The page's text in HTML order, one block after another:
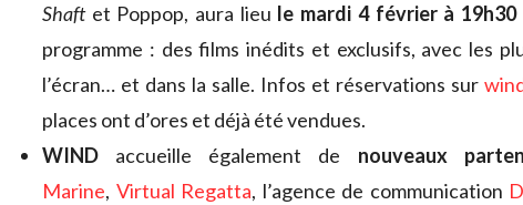
Shaftet Poppop, aura lieu le mardi 4 février à 19h30
programme : des films inédits et exclusifs, avec les
l’écran… et dans la salle. Infos et réservations sur
places ont d’ores et déjà été vendues.
WIND accueille également de nouveaux
Marine, Virtual Regatta, l’agence de communication